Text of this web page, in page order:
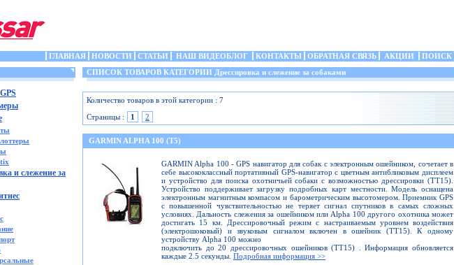
ГЛАВНАЯ НОВОСТИ СТАТЬИ НАШ ВИДЕОБЛОГ КОНТАКТЫ ОБРАТНАЯ СВЯЗЬ АКЦИИ ПОИСК
и слежение за
СПИСОК ТОВАРОВ КАТЕГОРИИ Дрессировка и слежение за собаками
Количество товаров в этой категории : 7
Страницы :
1 2
GARMIN ALPHA 100 (T5)
GARMIN Alpha 100 - GPS навигатор для собак c электронным ошейником, сочетает в
себе высококлассный портативный GPS-навигатор с цветным антибликовым дисплеем
и устройство для поиска охотничьей собаки с возможностью дрессировки (TT15).
Устройство поддерживает загрузку подробных карт местности. Модель оснащена
электронным магнитным компасом и барометрическим высотомером. Приемник GPS
с повышенной чувствительностью не теряет сигнал спутников в самых сложных
условиях. Дальность слежения за ошейником или Alpha 100 другого охотника может
достигать 15 км. Дрессировочный режим с настраиваемым уровнем воздействия
(электрошоковый) и звуковым сигналом включен в ошейник (TT15). К одному
устройству Alpha 100 можно
подключить до 20 дрессировочных ошейников (TT15) . Информация обновляется
каждые 2.5 секунды. Подробная информация >>